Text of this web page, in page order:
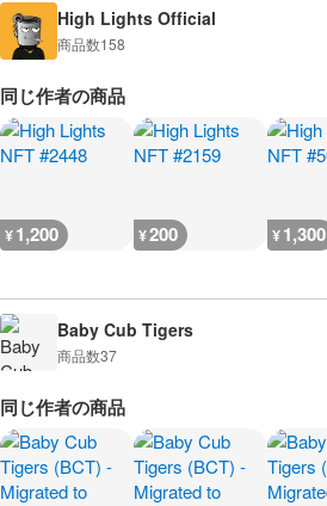
High Lights Official
商品数158
同じ作者の商品
¥1,200 ¥200 ¥1,300
Baby Cub Tigers
商品数37
同じ作者の商品